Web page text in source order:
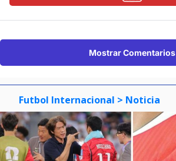
Mostrar Comentarios
Futbol Internacional > Noticia